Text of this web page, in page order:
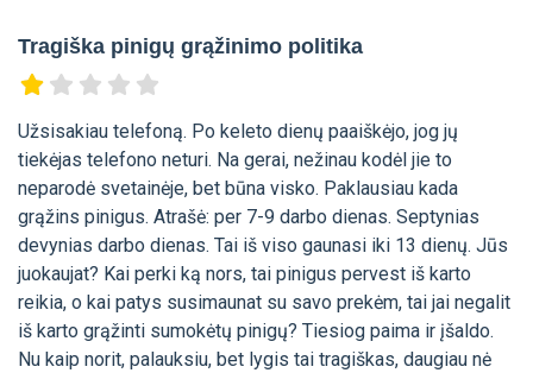
Tragiška pinigų grąžinimo politika
Užsisakiau telefoną. Po keleto dienų paaiškėjo, jog jų
tiekėjas telefono neturi. Na gerai, nežinau kodėl jie to
neparodė svetainėje, bet būna visko. Paklausiau kada
grąžins pinigus. Atrašė: per 7-9 darbo dienas. Septynias
devynias darbo dienas. Tai iš viso gaunasi iki 13 dienų. Jūs
juokaujat? Kai perki ką nors, tai pinigus pervest iš karto
reikia, o kai patys susimaunat su savo prekėm, tai jai negalit
iš karto grąžinti sumokėtų pinigų? Tiesiog paima ir įšaldo.
Nu kaip norit, palauksiu, bet lygis tai tragiškas, daugiau nė